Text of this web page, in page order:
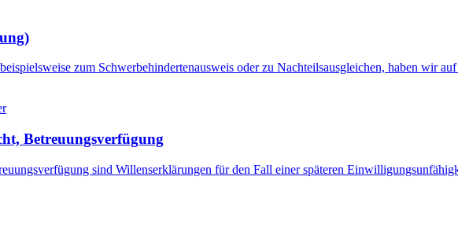
zum Schwerbehindertenausweis oder zu Nachteilsausgleichen, haben wir
Betreuungsverfügung
sind Willenserklärungen für den Fall einer späteren